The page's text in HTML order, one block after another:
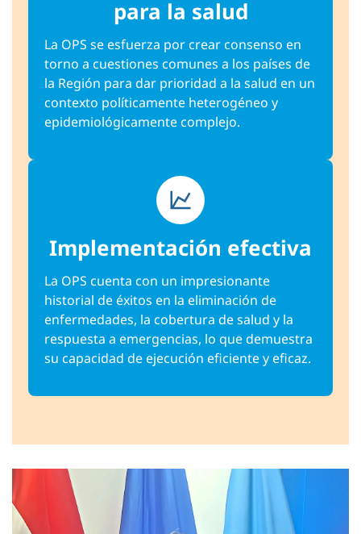
para la salud
La OPS se esfuerza por crear consenso en
torno a cuestiones comunes a los países de
la Región para dar prioridad a la salud en un
contexto políticamente heterogéneo y
epidemiológicamente complejo.
Implementación efectiva
La OPS cuenta con un impresionante
historial de éxitos en la eliminación de
enfermedades, la cobertura de salud y la
respuesta a emergencias, lo que demuestra
su capacidad de ejecución eficiente y eficaz.